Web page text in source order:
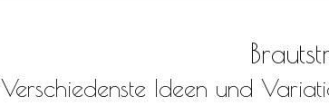
Verschiedenste Ideen und